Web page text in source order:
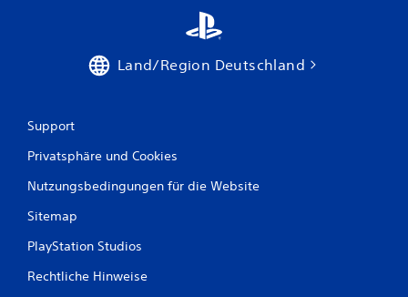
Land/Region Deutschland
Support
Privatsphäre und Cookies
Nutzungsbedingungen für die Website
Sitemap
PlayStation Studios
Rechtliche Hinweise